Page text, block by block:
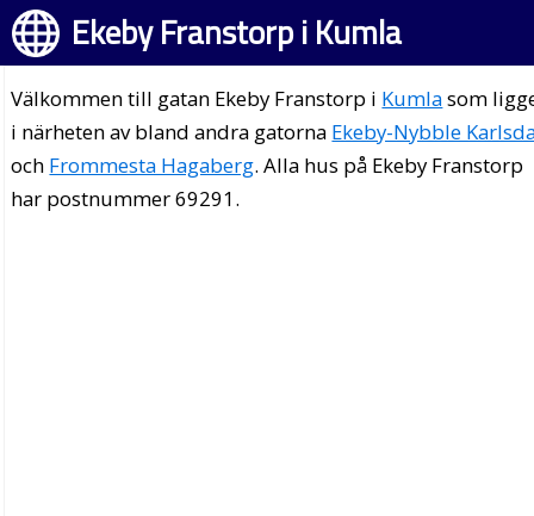
Ekeby Franstorp i Kumla
Välkommen till gatan Ekeby Franstorp i Kumlasom
i närheten av bland andra gatorna Ekeby-Nybble
och Frommesta Hagaberg. Alla hus på Ekeby Franstorp
har postnummer 69291.